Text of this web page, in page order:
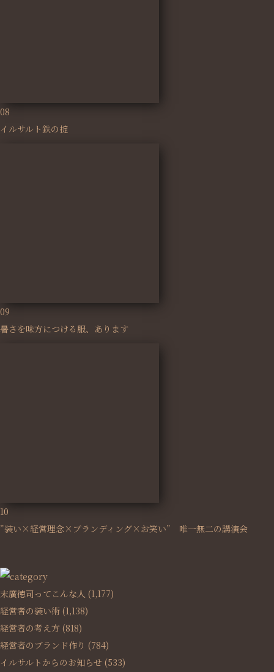
08
イルサルト鉄の掟
09
暑さを味方につける服、あります
10
”装い×経営理念×ブランディング×お笑い” 唯一無二の講演会
末廣徳司ってこんな人 (1,177)
経営者の装い術 (1,138)
経営者の考え方 (818)
経営者のブランド作り (784)
イルサルトからのお知らせ (533)